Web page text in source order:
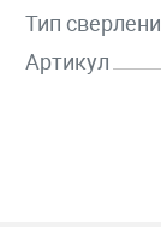
Тип
Артикул